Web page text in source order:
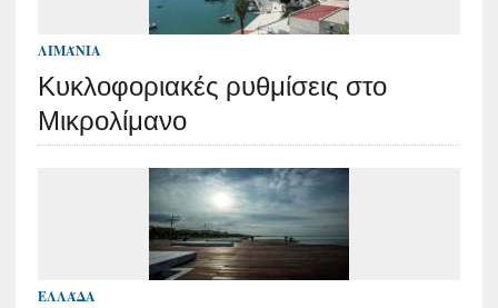
ΛΙΜΆΝΙΑ
Κυκλοφοριακές ρυθμίσεις στο
Μικρολίμανο
ΕΛΛΆΔΑ